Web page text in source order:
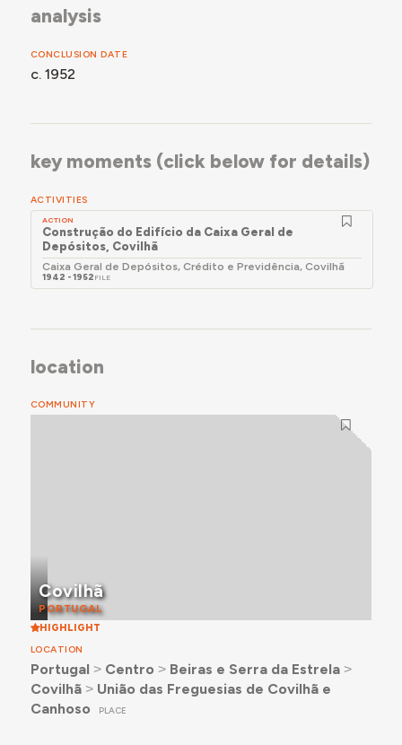
analysis
CONCLUSION DATE
c. 1952
key moments (click below for details)
ACTIVITIES
ACTION
Construção do Edifício da Caixa Geral de
Depósitos, Covilhã
Caixa Geral de Depósitos, Crédito e Previdência, Covilhã
1942 - 1952 FILE
location
COMMUNITY
Covilhã
PORTUGAL
HIGHLIGHT
LOCATION
Portugal ˃ Centro ˃ Beiras e Serra da Estrela˃
Covilhã˃ União das Freguesias de Covilhã e
Canhoso
PLACE